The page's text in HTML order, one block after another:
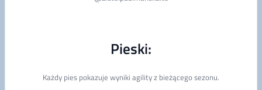
Pieski:
Każdy pies pokazuje wyniki agility z bieżącego sezonu.